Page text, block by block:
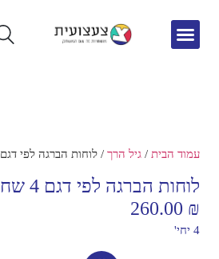
עמוד הבית / גיל הרך / לוחות הברגה לפי דגם 4 שחקנים
לוחות הברגה לפי דגם 4 שחקנים
260.00 ₪
4 יחי'